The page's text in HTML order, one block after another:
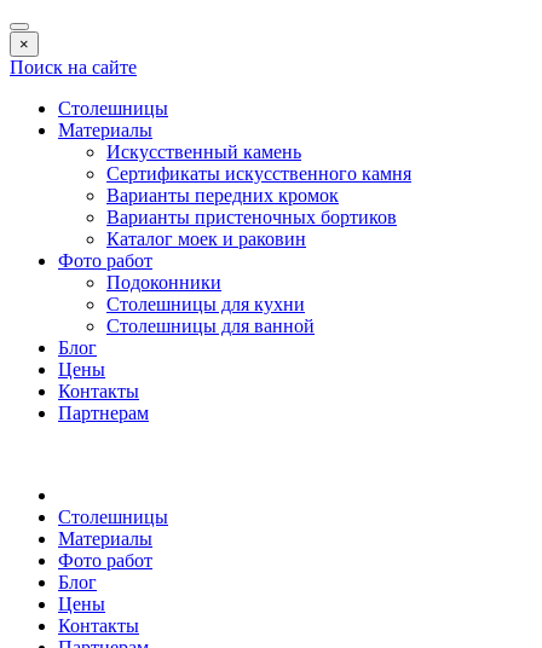
×
Поиск на сайте
Столешницы
Материалы
Искусственный камень
Сертификаты искусственного камня
Варианты передних кромок
Варианты пристеночных бортиков
Каталог моек и раковин
Фото работ
Подоконники
Столешницы для кухни
Столешницы для ванной
Блог
Цены
Контакты
Партнерам
Столешницы
Материалы
Фото работ
Блог
Цены
Контакты